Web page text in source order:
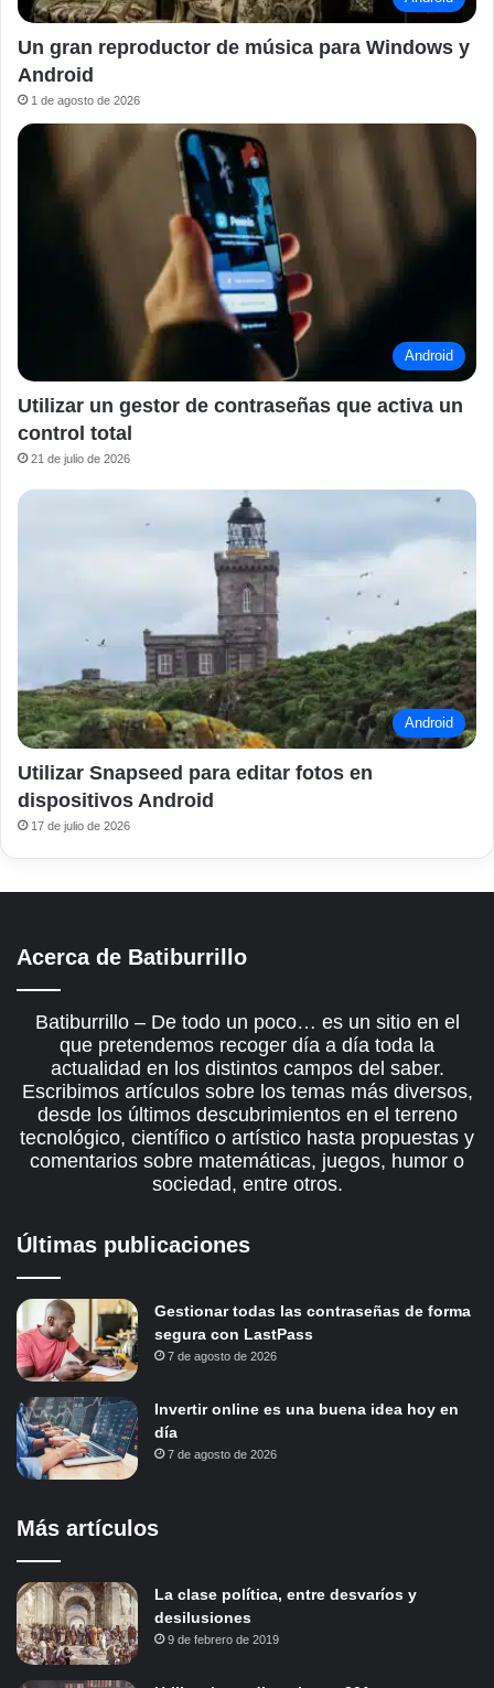
Un gran reproductor de música para Windows y
Android
1 de agosto de 2026
Android
Utilizar un gestor de contraseñas que activa un
control total
21 de julio de 2026
Android
Utilizar Snapseed para editar fotos en
dispositivos Android
17 de julio de 2026
Acerca de Batiburrillo
Batiburrillo – De todo un poco… es un sitio en el
que pretendemos recoger día a día toda la
actualidad en los distintos campos del saber.
Escribimos artículos sobre los temas más diversos,
desde los últimos descubrimientos en el terreno
tecnológico, científico o artístico hasta propuestas y
comentarios sobre matemáticas, juegos, humor o
sociedad, entre otros.
Últimas publicaciones
Gestionar todas las contraseñas de forma
segura con LastPass
7 de agosto de 2026
Invertir online es una buena idea hoy en
día
7 de agosto de 2026
Más artículos
La clase política, entre desvaríos y
desilusiones
9 de febrero de 2019